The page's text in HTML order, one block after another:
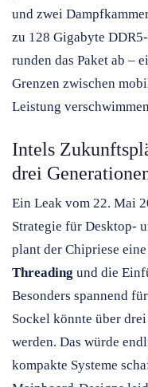
und zwei
zu 128 Gigabyte
runden das Paket ab –
Grenzen zwischen
Leistung
Intels
drei
Ein Leak vom 22. Mai
Strategie für Desktop-
plant der Chipriese eine
Threading und die
Besonders spannend
Sockel könnte über
werden. Das würde
kompakte Systeme